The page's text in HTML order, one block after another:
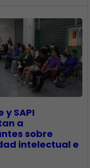
y SAPI
a
sobre
intelectual e